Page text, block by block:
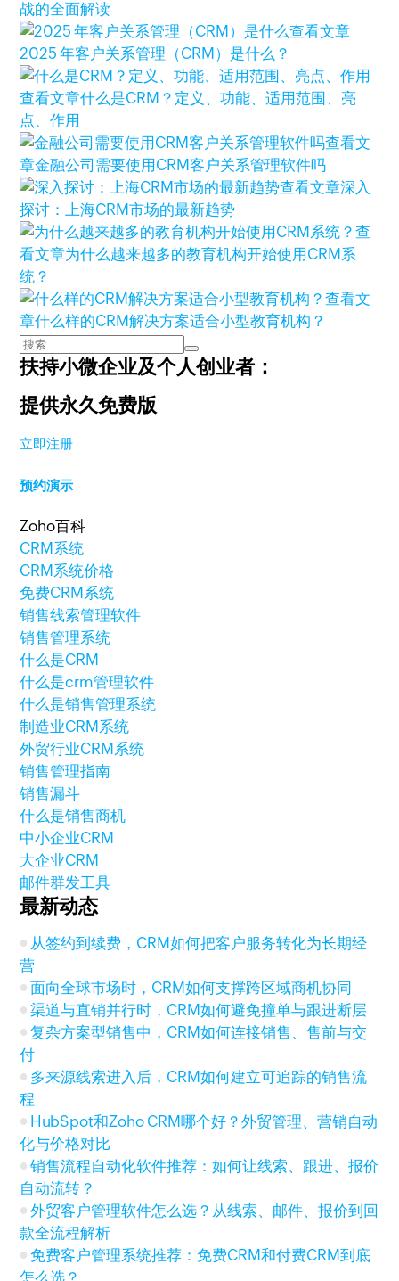
战的全面解读
查看文章
2025 年客户关系管理（CRM）是什么？
查看文章什么是CRM？定义、功能、适用范围、亮
点、作用
查看文
章金融公司需要使用CRM客户关系管理软件吗
查看文章深入
探讨：上海CRM市场的最新趋势
查
看文章为什么越来越多的教育机构开始使用CRM系
统？
查看文
章什么样的CRM解决方案适合小型教育机构？
扶持小微企业及个人创业者：
提供永久免费版
立即注册
预约演示
Zoho百科
CRM系统
CRM系统价格
免费CRM系统
销售线索管理软件
销售管理系统
什么是CRM
什么是crm管理软件
什么是销售管理系统
制造业CRM系统
外贸行业CRM系统
销售管理指南
销售漏斗
什么是销售商机
中小企业CRM
大企业CRM
邮件群发工具
最新动态
从签约到续费，CRM如何把客户服务转化为长期经
营
面向全球市场时，CRM如何支撑跨区域商机协同
渠道与直销并行时，CRM如何避免撞单与跟进断层
复杂方案型销售中，CRM如何连接销售、售前与交
付
多来源线索进入后，CRM如何建立可追踪的销售流
程
HubSpot和Zoho CRM哪个好？外贸管理、营销自动
化与价格对比
销售流程自动化软件推荐：如何让线索、跟进、报价
自动流转？
外贸客户管理软件怎么选？从线索、邮件、报价到回
款全流程解析
免费客户管理系统推荐：免费CRM和付费CRM到底
怎么选？